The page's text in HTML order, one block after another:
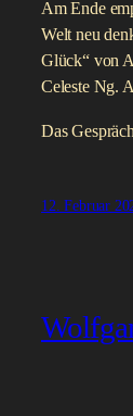
Am Ende
Welt neu
Glück“ von
Celeste Ng.
Das
12. Februar